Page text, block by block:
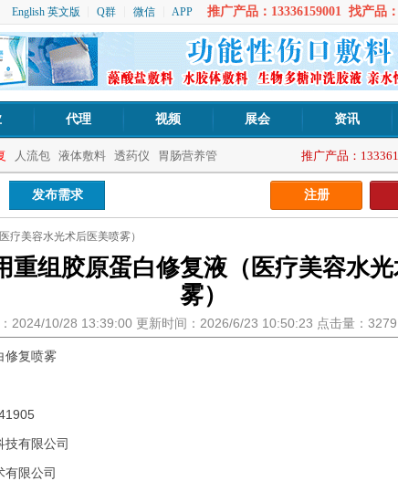
English 英文版 Q群 微信 APP 推广产品：13336159001 找产品
代理 视频 展会 资讯
推广产品：
人流包 液体敷料 透药仪 胃肠营养管
发布需求 注册
疗美容水光术后医美喷雾）
重组胶原蛋白修复液（医疗美容水
雾）
2024/10/28 13:39:00 更新时间：2026/6/23 10:50:23 点击量：3279
修复喷雾
技有限公司
有限公司